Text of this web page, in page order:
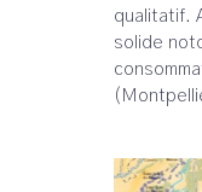
qualitatif.
solide